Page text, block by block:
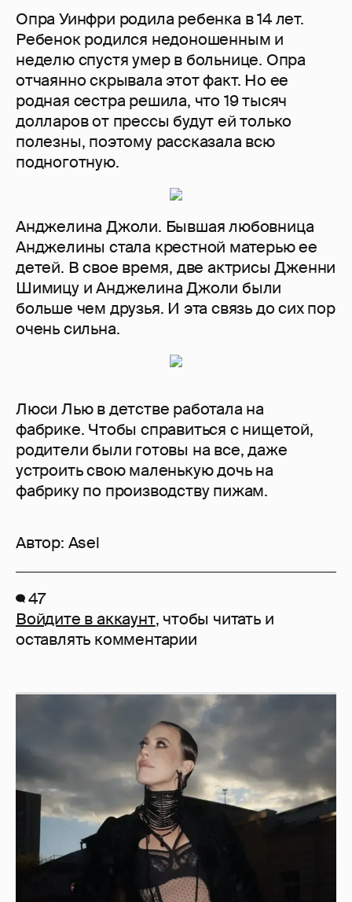
Опра Уинфри родила ребенка в 14 лет.
Ребенок родился недоношенным и
неделю спустя умер в больнице. Опра
отчаянно скрывала этот факт. Но ее
родная сестра решила, что 19 тысяч
долларов от прессы будут ей только
полезны, поэтому рассказала всю
подноготную.
Анджелина Джоли. Бывшая любовница
Анджелины стала крестной матерью ее
детей. В свое время, две актрисы Дженни
Шимицу и Анджелина Джоли были
больше чем друзья. И эта связь до сих пор
очень сильна.
Люси Лью в детстве работала на
фабрике. Чтобы справиться с нищетой,
родители были готовы на все, даже
устроить свою маленькую дочь на
фабрику по производству пижам.
Автор: Asel
47
Войдите в аккаунт, чтобы читать и
оставлять комментарии